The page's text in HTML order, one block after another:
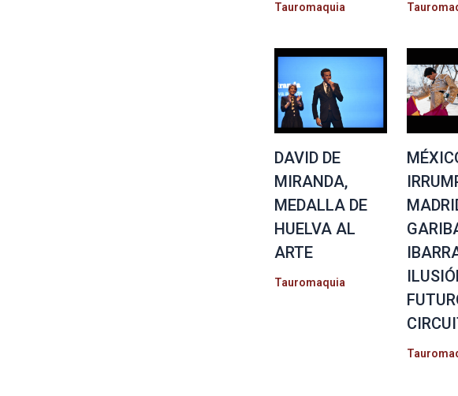
Tauromaquia
DAVID DE
MIRANDA,
MEDALLA DE
HUELVA AL
ARTE
Tauromaquia